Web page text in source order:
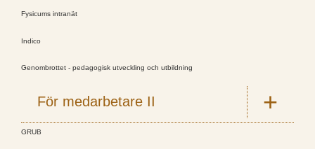
Fysicums intranät
Indico
Genombrottet - pedagogisk utveckling och utbildning
För medarbetare II
GRUB